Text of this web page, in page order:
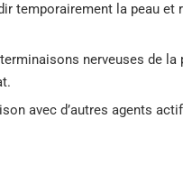
temporairement la peau et
nerveuses de la
avec d’autres agents